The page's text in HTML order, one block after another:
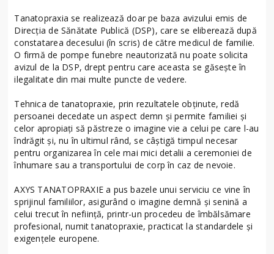
Tanatopraxia se realizează doar pe baza avizului emis de
Direcția de Sănătate Publică (DSP), care se eliberează după
constatarea decesului (în scris) de către medicul de familie.
O firmă de pompe funebre neautorizată nu poate solicita
avizul de la DSP, drept pentru care aceasta se găsește în
ilegalitate din mai multe puncte de vedere.
Tehnica de tanatopraxie, prin rezultatele obținute, redă
persoanei decedate un aspect demn și permite familiei și
celor apropiați să păstreze o imagine vie a celui pe care l-au
îndrăgit și, nu în ultimul rând, se câștigă timpul necesar
pentru organizarea în cele mai mici detalii a ceremoniei de
înhumare sau a transportului de corp în caz de nevoie.
AXYS TANATOPRAXIE a pus bazele unui serviciu ce vine în
sprijinul familiilor, asigurând o imagine demnă și senină a
celui trecut în neființă, printr-un procedeu de îmbălsămare
profesional, numit tanatopraxie, practicat la standardele și
exigențele europene.